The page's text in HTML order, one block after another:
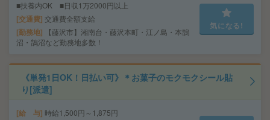
■扶養内OK ■日収1万2000円以上
交通費 交通費全額支給
勤務地
【藤沢市】湘南台・藤沢本町・江ノ島・本鵠
沼・鵠沼など勤務地多数！
気になる!
《単発1日OK！日払い可》＊お菓子のモクモクシール貼
り[派遣]
給 与 時給1,500円～1,875円